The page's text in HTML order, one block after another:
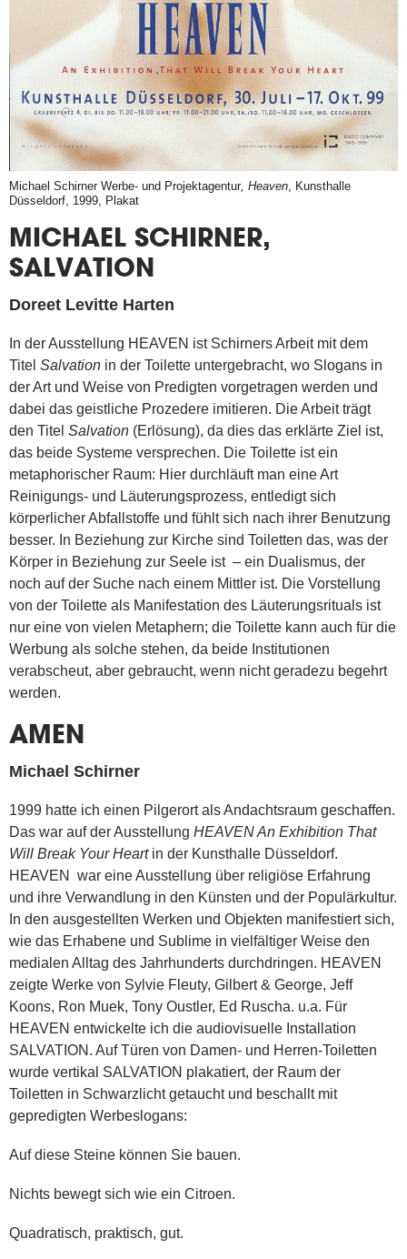
Michael Schirner Werbe- und Projektagentur, Heaven, Kunsthalle
Düsseldorf, 1999, Plakat
MICHAEL SCHIRNER,
SALVATION
Doreet Levitte Harten
In der Ausstellung HEAVEN ist Schirners Arbeit mit dem
Titel Salvation in der Toilette untergebracht, wo Slogans in
der Art und Weise von Predigten vorgetragen werden und
dabei das geistliche Prozedere imitieren. Die Arbeit trägt
den Titel Salvation (Erlösung), da dies das erklärte Ziel ist,
das beide Systeme versprechen. Die Toilette ist ein
metaphorischer Raum: Hier durchläuft man eine Art
Reinigungs- und Läuterungsprozess, entledigt sich
körperlicher Abfallstoffe und fühlt sich nach ihrer Benutzung
besser. In Beziehung zur Kirche sind Toiletten das, was der
Körper in Beziehung zur Seele ist – ein Dualismus, der
noch auf der Suche nach einem Mittler ist. Die Vorstellung
von der Toilette als Manifestation des Läuterungsrituals ist
nur eine von vielen Metaphern; die Toilette kann auch für die
Werbung als solche stehen, da beide Institutionen
verabscheut, aber gebraucht, wenn nicht geradezu begehrt
werden.
AMEN
Michael Schirner
1999 hatte ich einen Pilgerort als Andachtsraum geschaffen.
Das war auf der Ausstellung HEAVEN An Exhibition That
Will Break Your Heartin der Kunsthalle Düsseldorf.
HEAVEN war eine Ausstellung über religiöse Erfahrung
und ihre Verwandlung in den Künsten und der Populärkultur.
In den ausgestellten Werken und Objekten manifestiert sich,
wie das Erhabene und Sublime in vielfältiger Weise den
medialen Alltag des Jahrhunderts durchdringen. HEAVEN
zeigte Werke von Sylvie Fleuty, Gilbert & George, Jeff
Koons, Ron Muek, Tony Oustler, Ed Ruscha. u.a. Für
HEAVEN entwickelte ich die audiovisuelle Installation
SALVATION. Auf Türen von Damen- und Herren-Toiletten
wurde vertikal SALVATION plakatiert, der Raum der
Toiletten in Schwarzlicht getaucht und beschallt mit
gepredigten Werbeslogans:
Auf diese Steine können Sie bauen.
Nichts bewegt sich wie ein Citroen.
Quadratisch, praktisch, gut.